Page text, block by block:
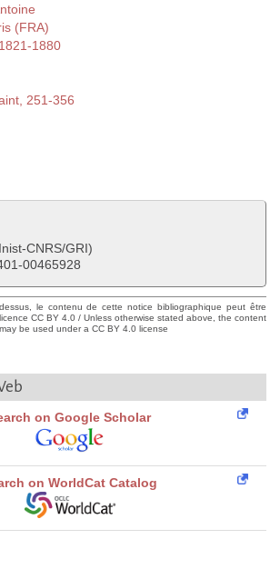
(FRA)
1880
251-356
CNRS/GRI)
00465928
le contenu de cette notice bibliographique peut être
CC BY 4.0 / Unless otherwise stated above, the content
be used under a CC BY 4.0 license
on Google Scholar
on WorldCat Catalog